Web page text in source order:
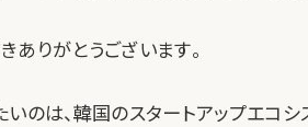
ありがとうございます。
いのは、韓国のスタートアップエコ